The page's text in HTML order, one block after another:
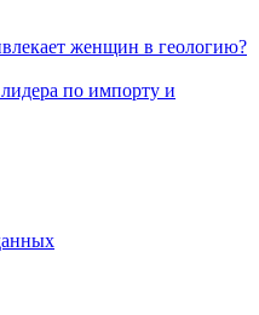
женщин в геологию?
по импорту и